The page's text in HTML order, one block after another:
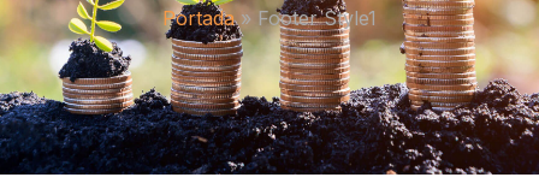
Portada» Footer Style1